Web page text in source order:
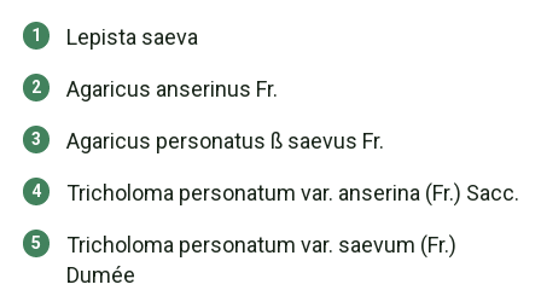
Lepista saeva
Agaricus anserinus Fr.
Agaricus personatus ß saevus Fr.
Tricholoma personatum var. anserina (Fr.) Sacc.
Tricholoma personatum var. saevum (Fr.)
Dumée